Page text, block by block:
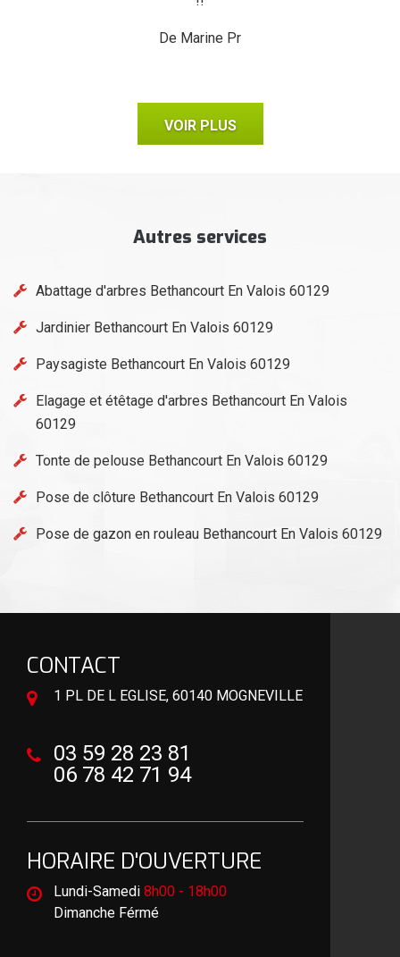
De Marine Pr
VOIR PLUS
Autres services
Abattage d'arbres Bethancourt En Valois 60129
Jardinier Bethancourt En Valois 60129
Paysagiste Bethancourt En Valois 60129
Elagage et étêtage d'arbres Bethancourt En Valois
60129
Tonte de pelouse Bethancourt En Valois 60129
Pose de clôture Bethancourt En Valois 60129
Pose de gazon en rouleau Bethancourt En Valois 60129
CONTACT
1 PL DE L EGLISE, 60140 MOGNEVILLE
03 59 28 23 81
06 78 42 71 94
HORAIRE D'OUVERTURE
Lundi-Samedi 8h00 - 18h00
Dimanche Férmé